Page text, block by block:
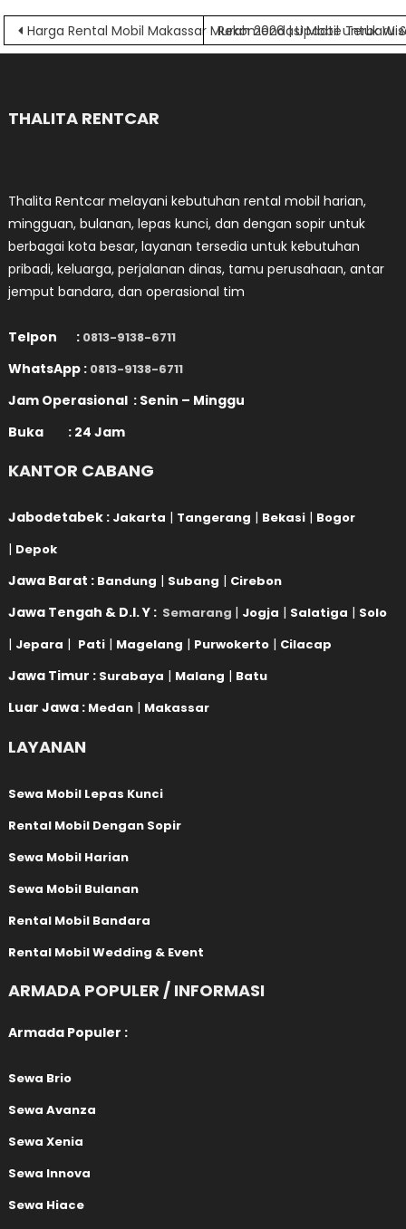
Navigasi
Harga Rental Mobil Makassar Murah 2026 | Update Terbaru
Rekomendasi Mobil untuk
THALITA RENTCAR
Thalita Rentcar melayani kebutuhan rental mobil harian,
mingguan, bulanan, lepas kunci, dan dengan sopir untuk
berbagai kota besar, layanan tersedia untuk kebutuhan
pribadi, keluarga, perjalanan dinas, tamu perusahaan, antar
jemput bandara, dan operasional tim
Telpon : 0813-9138-6711
WhatsApp : 0813-9138-6711
Jam Operasional : Senin – Minggu
Buka : 24 Jam
KANTOR CABANG
Jabodetabek : Jakarta | Tangerang | Bekasi | Bogor
| Depok
Jawa Barat : Bandung | Subang | Cirebon
Jawa Tengah & D.I. Y : Semarang | Jogja | Salatiga | Solo
| Jepara | Pati | Magelang | Purwokerto | Cilacap
Jawa Timur : Surabaya | Malang | Batu
Luar Jawa : Medan | Makassar
LAYANAN
Sewa Mobil Lepas Kunci
Rental Mobil Dengan Sopir
Sewa Mobil Harian
Sewa Mobil Bulanan
Rental Mobil Bandara
Rental Mobil Wedding & Event
ARMADA POPULER / INFORMASI
Armada Populer :
Sewa Brio
Sewa Avanza
Sewa Xenia
Sewa Innova
Sewa Hiace